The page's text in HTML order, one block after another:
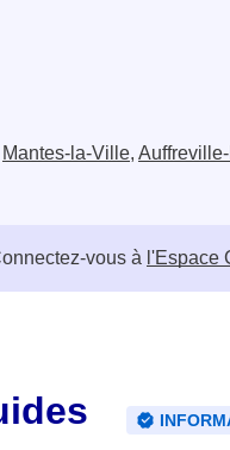
Mantes-la-Ville,
vous à l'Espace